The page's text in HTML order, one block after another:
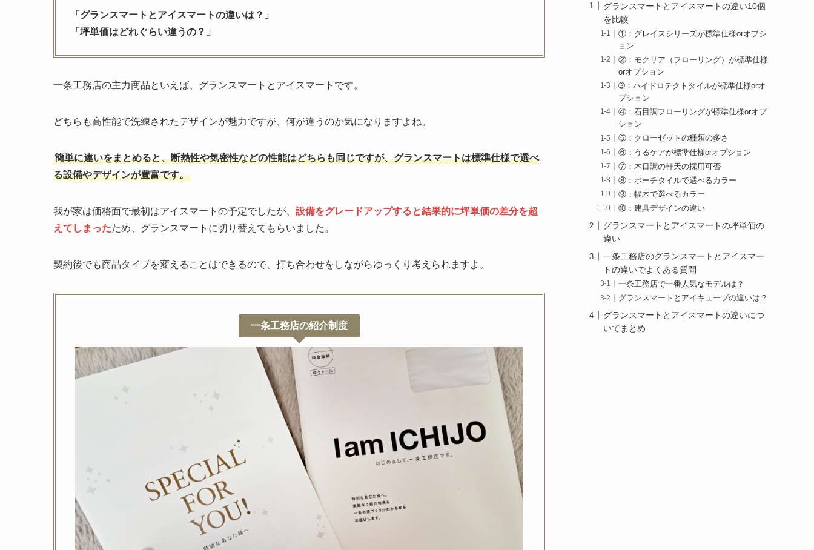
「グランスマートとアイスマートの違いは？」
「坪単価はどれぐらい違うの？」
一条工務店の主力商品といえば、グランスマートとアイスマートです。
どちらも高性能で洗練されたデザインが魅力ですが、何が違うのか気になりますよね。
簡単に違いをまとめると、断熱性や気密性などの性能はどちらも同じですが、グランスマートは標準仕様で選べ
る設備やデザインが豊富です。
我が家は価格面で最初はアイスマートの予定でしたが、 設備をグレードアップすると結果的に坪単価の差分を超
えてしまったため、グランスマートに切り替えてもらいました。
契約後でも商品タイプを変えることはできるので、打ち合わせをしながらゆっくり考えられますよ。
一条工務店の紹介制度
グランスマートとアイスマートの違い10個
を比較
①：グレイスシリーズが標準仕様orオプシ
ョン
②：モクリア（フローリング）が標準仕様
orオプション
➂：ハイドロテクトタイルが標準仕様orオ
プション
④：石目調フローリングが標準仕様orオプ
ション
⑤：クローゼットの種類の多さ
⑥：うるケアが標準仕様orオプション
⑦：木目調の軒天の採用可否
⑧：ポーチタイルで選べるカラー
⑨：幅木で選べるカラー
⑩：建具デザインの違い
グランスマートとアイスマートの坪単価の
違い
一条工務店のグランスマートとアイスマー
トの違いでよくある質問
一条工務店で一番人気なモデルは？
グランスマートとアイキューブの違いは？
グランスマートとアイスマートの違いにつ
いてまとめ